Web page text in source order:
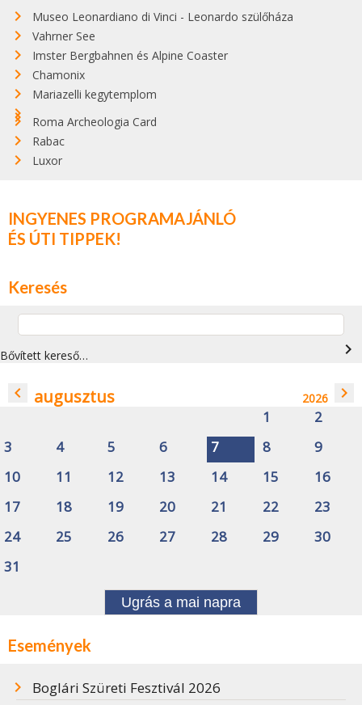
Museo Leonardiano di Vinci - Leonardo szülőháza
Vahrner See
Imster Bergbahnen és Alpine Coaster
Chamonix
Mariazelli kegytemplom
Roma Archeologia Card
Rabac
Luxor
INGYENES PROGRAMAJÁNLÓ
ÉS ÚTI TIPPEK!
Keresés
Bővített kereső… navigate_next
navigate_before augusztus 2026 navigate_next
1
2
3
4 5 6 7 8
9
10
11 12 13 14 15
16
17
18 19 20 21 22
23
24
25 26 27 28 29
30
31
Ugrás a mai napra
Események
Boglári Szüreti Fesztivál 2026